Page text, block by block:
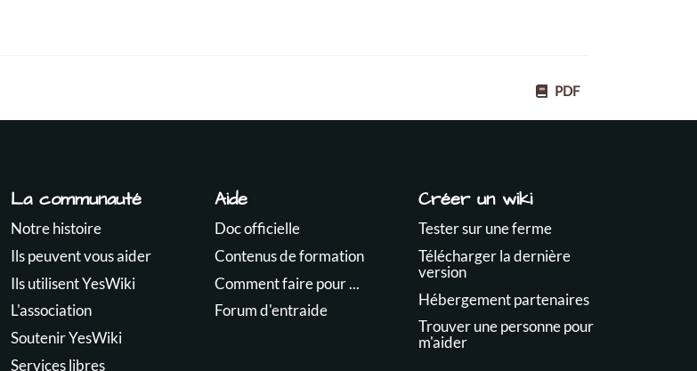
PDF
La communauté
Notre histoire
Ils peuvent vous aider
Ils utilisent YesWiki
L'association
Soutenir YesWiki
Services libres
Aide
Doc officielle
Contenus de formation
Comment faire pour ...
Forum d'entraide
Créer un wiki
Tester sur une ferme
Télécharger la dernière
version
Hébergement partenaires
Trouver une personne pour
m'aider